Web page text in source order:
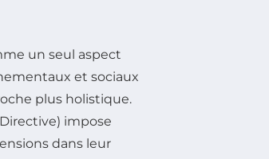
un seul aspect
et sociaux
plus holistique.
impose
dans leur